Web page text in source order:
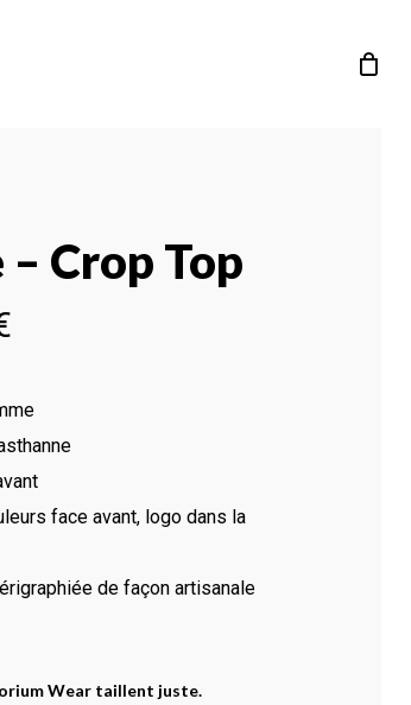
Crop Top
actuel
est :
14,99€.
face avant, logo dans la
de façon artisanale
Wear taillent juste.